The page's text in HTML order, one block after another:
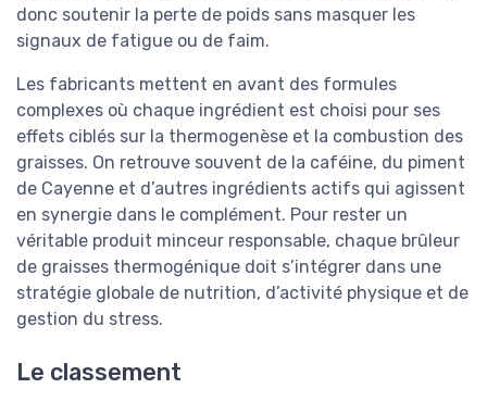
donc soutenir la perte de poids sans masquer les
signaux de fatigue ou de faim.
Les fabricants mettent en avant des formules
complexes où chaque ingrédient est choisi pour ses
effets ciblés sur la thermogenèse et la combustion des
graisses. On retrouve souvent de la caféine, du piment
de Cayenne et d’autres ingrédients actifs qui agissent
en synergie dans le complément. Pour rester un
véritable produit minceur responsable, chaque brûleur
de graisses thermogénique doit s’intégrer dans une
stratégie globale de nutrition, d’activité physique et de
gestion du stress.
Le classement